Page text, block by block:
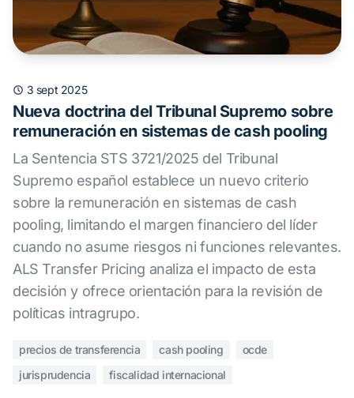
3 sept 2025
Nueva doctrina del Tribunal Supremo sobre
remuneración en sistemas de cash pooling
La Sentencia STS 3721/2025 del Tribunal
Supremo español establece un nuevo criterio
sobre la remuneración en sistemas de cash
pooling, limitando el margen financiero del líder
cuando no asume riesgos ni funciones relevantes.
ALS Transfer Pricing analiza el impacto de esta
decisión y ofrece orientación para la revisión de
políticas intragrupo.
precios de transferencia cash pooling
ocde
jurisprudencia
fiscalidad internacional